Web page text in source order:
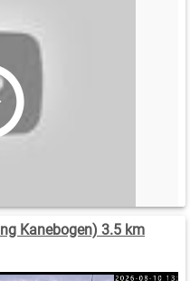
Kanebogen) 3.5 km